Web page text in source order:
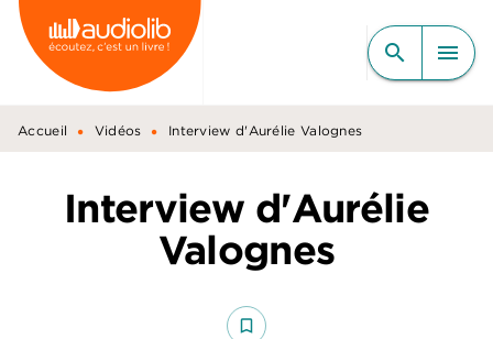
MENU RECHERCHE
CONTENU
PIED DE PAGE
search menu
Accueil • Vidéos • Interview d'Aurélie Valognes
Interview d'Aurélie
Valognes
bookmark_border